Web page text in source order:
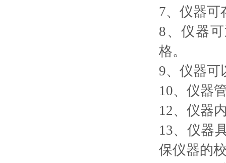
7、仪器可
8、仪器
格。
9、仪器可
10、仪器
12、仪器
13、仪器
保仪器的